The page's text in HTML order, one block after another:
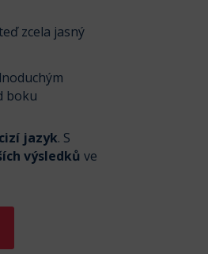
zcela jasný
boku
jazyk. S
výsledků ve